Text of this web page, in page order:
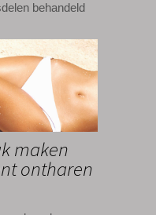
behandeld
maken
ontharen